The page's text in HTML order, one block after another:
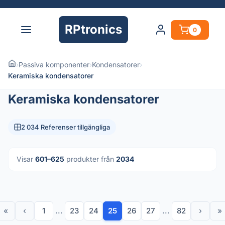
RPtronics 0
›Passiva komponenter›Kondensatorer›
Keramiska kondensatorer
Keramiska kondensatorer
2 034 Referenser tillgängliga
Visar 601–625 produkter från 2034
« ‹ 1 ... 23 24 25 26 27 ... 82 › »